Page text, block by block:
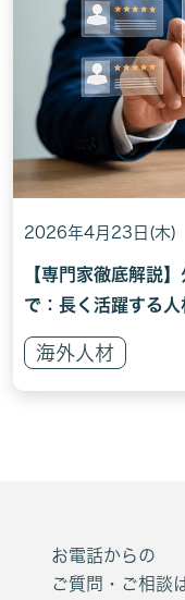
2026年4月23日(木)
【専門家徹底解説
で：長く活躍する
海外人材
お電話からの
ご質問・ご相談